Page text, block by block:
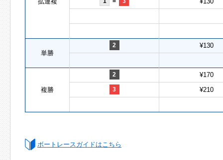
単勝
2 ¥130
複勝
2 ¥170
3 ¥210
ボートレースガイドはこちら